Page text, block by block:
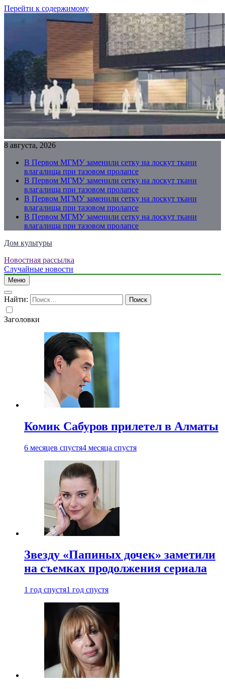
Перейти к содержимому
8 августа, 2026
В Первом МГМУ заменили сетку на лоскут ткани
влагалища при тазовом пролапсе
В Первом МГМУ заменили сетку на лоскут ткани
влагалища при тазовом пролапсе
В Первом МГМУ заменили сетку на лоскут ткани
влагалища при тазовом пролапсе
В Первом МГМУ заменили сетку на лоскут ткани
влагалища при тазовом пролапсе
Дом культуры
Just another WordPress site
Новостная рассылка
Случайные новости
Меню
Найти:
Заголовки
Комик Сабуров прилетел в Алматы
6 месяцев спустя4 месяца спустя
Звезду «Папиных дочек» заметили
на съемках продолжения сериала
1 год спустя1 год спустя